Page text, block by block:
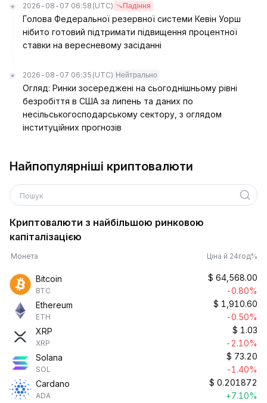
2026-08-07 06:58 (UTC) Падіння
Голова Федеральної резервної системи Кевін Уорш
нібито готовий підтримати підвищення процентної
ставки на вересневому засіданні
2026-08-07 06:35 (UTC) Нейтрально
Огляд: Ринки зосереджені на сьогоднішньому рівні
безробіття в США за липень та даних по
несільськогосподарському сектору, з оглядом
інституційних прогнозів
Найпопулярніші криптовалюти
Пошук
Криптовалюти з найбільшою ринковою
капіталізацією
Монета Ціна й 24год%
Bitcoin
BTC
$ 64,568.00
-0.80%
Ethereum
ETH
$ 1,910.60
-0.50%
XRP
XRP
$ 1.03
-2.10%
Solana
SOL
$ 73.20
-1.40%
Cardano
ADA
$ 0.201872
+7.10%